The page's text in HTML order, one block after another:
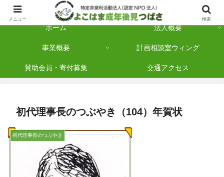
横浜市保土ケ谷区を拠点に「法人後見」を多数手がけている認定NPO法人です
ホーム 法人概要
事業概要 計画相談室ウィング
賛助会員・寄付募集 交通アクセス
初代理事長のつぶやき（104）年賀状
初代理事長のつぶやき
メニュー 検索